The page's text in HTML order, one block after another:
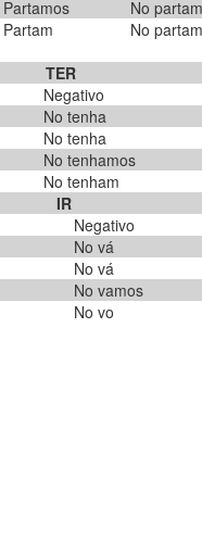
Partamos
No
Partam
No partam
TER
Negativo
No tenha
No tenha
No tenhamos
No tenham
IR
Negativo
No vá
No vá
No vamos
No vo